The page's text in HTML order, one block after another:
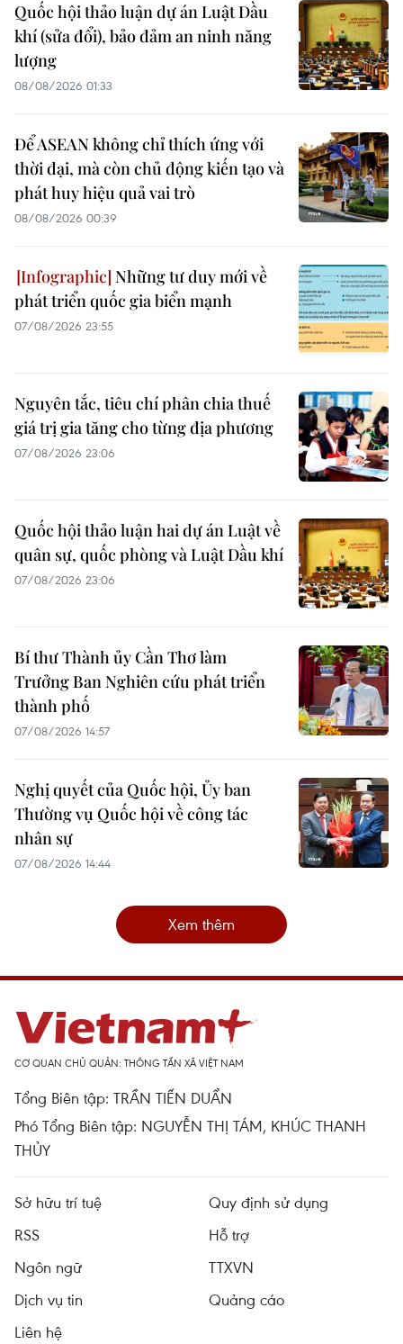
Quốc hội thảo luận dự án Luật Dầu
khí (sửa đổi), bảo đảm an ninh năng
lượng
08/08/2026 01:33
Để ASEAN không chỉ thích ứng với
thời đại, mà còn chủ động kiến tạo và
phát huy hiệu quả vai trò
08/08/2026 00:39
Những tư duy mới về
phát triển quốc gia biển mạnh
07/08/2026 23:55
Nguyên tắc, tiêu chí phân chia thuế
giá trị gia tăng cho từng địa phương
07/08/2026 23:06
Quốc hội thảo luận hai dự án Luật về
quân sự, quốc phòng và Luật Dầu khí
07/08/2026 23:06
Bí thư Thành ủy Cần Thơ làm
Trưởng Ban Nghiên cứu phát triển
thành phố
07/08/2026 14:57
Nghị quyết của Quốc hội, Ủy ban
Thường vụ Quốc hội về công tác
nhân sự
07/08/2026 14:44
Xem thêm
CƠ QUAN CHỦ QUẢN: THÔNG TẤN XÃ VIỆT NAM
Tổng Biên tập: TRẦN TIẾN DUẨN
Phó Tổng Biên tập: NGUYỄN THỊ TÁM, KHÚC THANH
THỦY
Sở hữu trí tuệ
Quy định sử dụng
RSS
Hỗ trợ
Ngôn ngữ
TTXVN
Dịch vụ tin
Quảng cáo
Liên hệ